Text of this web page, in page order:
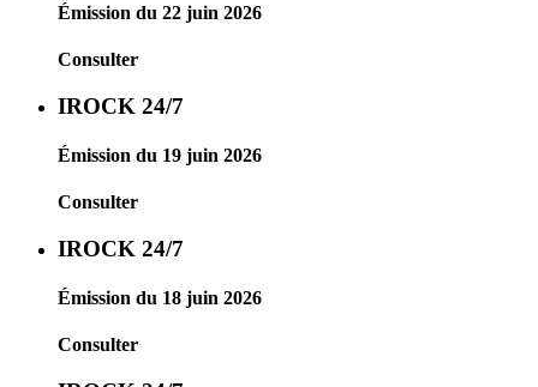
Émission du 22 juin 2026
Consulter
IROCK 24/7
Émission du 19 juin 2026
Consulter
IROCK 24/7
Émission du 18 juin 2026
Consulter